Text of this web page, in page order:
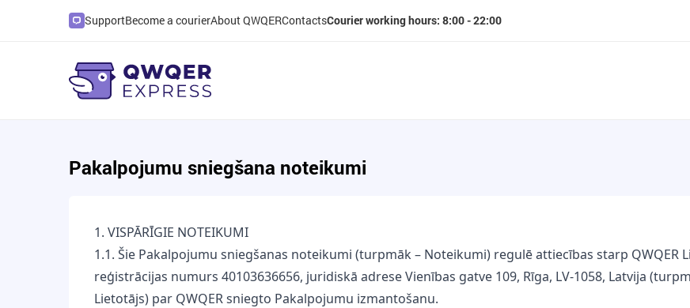
SupportBecome a courierAbout QWQERContactsCourier working hours: 8:00 - 22:00
Pakalpojumu sniegšana noteikumi
1. VISPĀRĪGIE NOTEIKUMI
1.1. Šie Pakalpojumu sniegšanas noteikumi (turpmāk – Noteikumi) regulē attiecības starp QWQER
reģistrācijas numurs 40103636656, juridiskā adrese Vienības gatve 109, Rīga, LV-1058, Latvija
Lietotājs) par QWQER sniegto Pakalpojumu izmantošanu.